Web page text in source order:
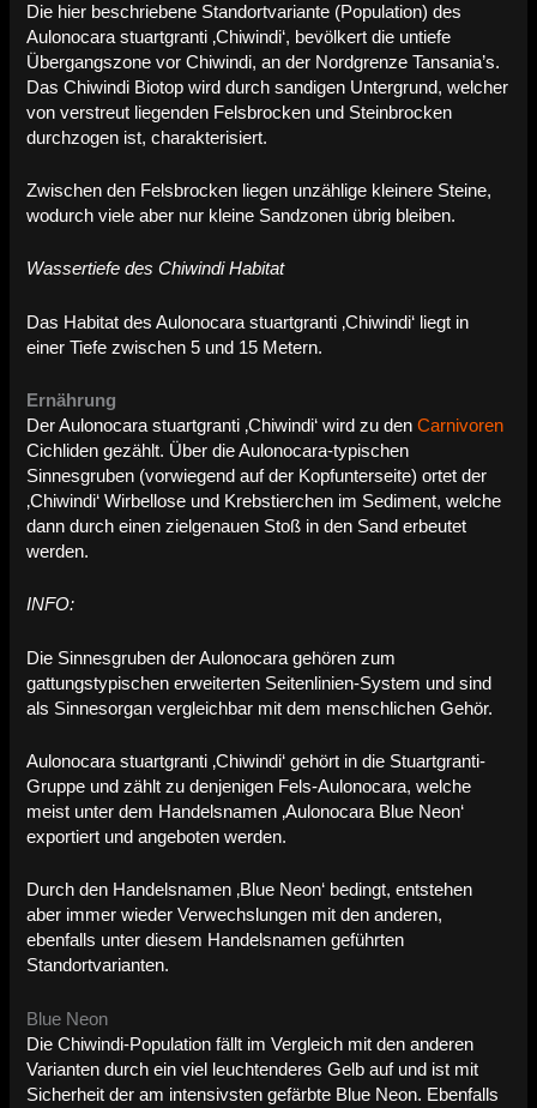
Die hier beschriebene Standortvariante (Population) des
Aulonocara stuartgranti ‚Chiwindi‘, bevölkert die untiefe
Übergangszone vor Chiwindi, an der Nordgrenze Tansania’s.
Das Chiwindi Biotop wird durch sandigen Untergrund, welcher
von verstreut liegenden Felsbrocken und Steinbrocken
durchzogen ist, charakterisiert.
Zwischen den Felsbrocken liegen unzählige kleinere Steine,
wodurch viele aber nur kleine Sandzonen übrig bleiben.
Wassertiefe des Chiwindi Habitat
Das Habitat des Aulonocara stuartgranti ‚Chiwindi‘ liegt in
einer Tiefe zwischen 5 und 15 Metern.
Ernährung
Der Aulonocara stuartgranti ‚Chiwindi‘ wird zu denCarnivoren
Cichliden gezählt. Über die Aulonocara-typischen
Sinnesgruben (vorwiegend auf der Kopfunterseite) ortet der
‚Chiwindi‘ Wirbellose und Krebstierchen im Sediment, welche
dann durch einen zielgenauen Stoß in den Sand erbeutet
werden.
INFO:
Die Sinnesgruben der Aulonocara gehören zum
gattungstypischen erweiterten Seitenlinien-System und sind
als Sinnesorgan vergleichbar mit dem menschlichen Gehör.
Aulonocara stuartgranti ‚Chiwindi‘ gehört in die Stuartgranti-
Gruppe und zählt zu denjenigen Fels-Aulonocara, welche
meist unter dem Handelsnamen ‚Aulonocara Blue Neon‘
exportiert und angeboten werden.
Durch den Handelsnamen ‚Blue Neon‘ bedingt, entstehen
aber immer wieder Verwechslungen mit den anderen,
ebenfalls unter diesem Handelsnamen geführten
Standortvarianten.
Blue Neon
Die Chiwindi-Population fällt im Vergleich mit den anderen
Varianten durch ein viel leuchtenderes Gelb auf und ist mit
Sicherheit der am intensivsten gefärbte Blue Neon. Ebenfalls